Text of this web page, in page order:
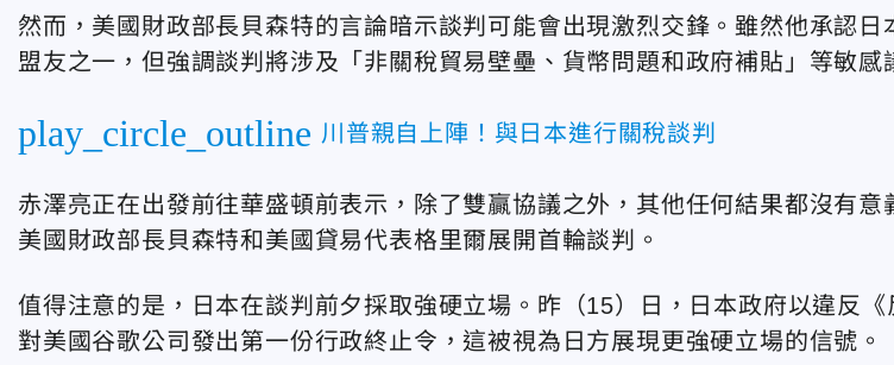
然而，美國財政部長貝森特的言論暗示談判可能會出現激烈交鋒。雖然他承認日
盟友之一，但強調談判將涉及「非關稅貿易壁壘、貨幣問題和政府補貼」等敏感
play_circle_outline 川普親自上陣！與日本進行關稅談判
赤澤亮正在出發前往華盛頓前表示，除了雙贏協議之外，其他任何結果都沒有意
美國財政部長貝森特和美國貸易代表格里爾展開首輪談判。
值得注意的是，日本在談判前夕採取強硬立場。昨（15）日，日本政府以違反《
對美國谷歌公司發出第一份行政終止令，這被視為日方展現更強硬立場的信號。